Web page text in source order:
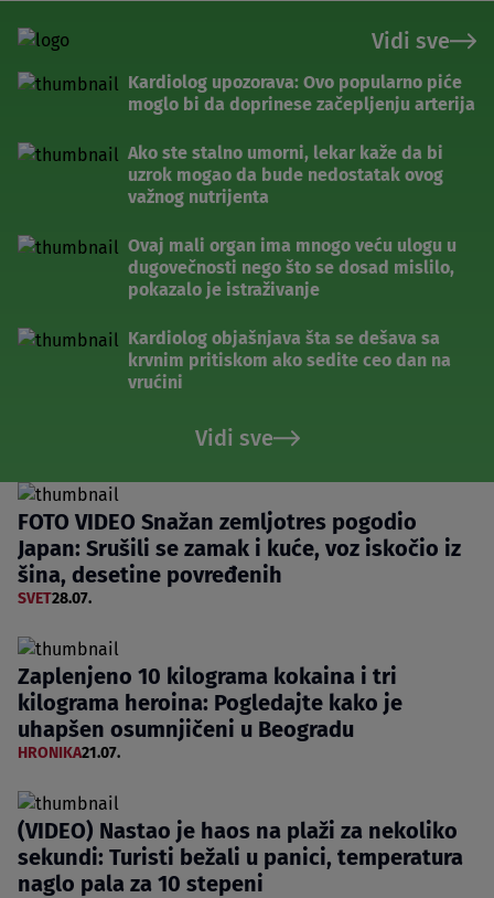
Vidi sve
Kardiolog upozorava: Ovo popularno piće
moglo bi da doprinese začepljenju arterija
Ako ste stalno umorni, lekar kaže da bi
uzrok mogao da bude nedostatak ovog
važnog nutrijenta
Ovaj mali organ ima mnogo veću ulogu u
dugovečnosti nego što se dosad mislilo,
pokazalo je istraživanje
Kardiolog objašnjava šta se dešava sa
krvnim pritiskom ako sedite ceo dan na
vrućini
Vidi sve
FOTO VIDEO Snažan zemljotres pogodio
Japan: Srušili se zamak i kuće, voz iskočio iz
šina, desetine povređenih
SVET28.07.
Zaplenjeno 10 kilograma kokaina i tri
kilograma heroina: Pogledajte kako je
uhapšen osumnjičeni u Beogradu
HRONIKA21.07.
(VIDEO) Nastao je haos na plaži za nekoliko
sekundi: Turisti bežali u panici, temperatura
naglo pala za 10 stepeni